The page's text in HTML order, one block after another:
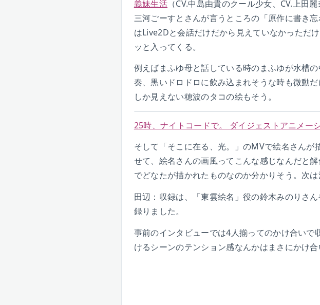
義妹生活 （CV.中島由貴のクール少女、CV.上田
三河ごーすとさんが言うところの「原作に書き
はLive2Dと会話だけだから見えていなかっただ
ッと入ってくる。
例えばまふゆ母と話している時のまふゆが水槽
奏、黒いドロドロに飲み込まれそうな時も微動
しか見えない穂波のタコの絵もそう。
25時、ナイトコードで。 ダイジェストアニメー
そして「そこに在る、光。」のMVで絵名さん
せて、絵名さんの画風ってこんな感じなんだと
でどなたが描かれたものなのか分かりそう。次は
田辺：収録は、「東雲絵名」役の鈴木みのりさ
録りました。
事前のインタビューでは4人揃ってのかけ合い
けるシーンのテンション感なんかはまさにかけ合